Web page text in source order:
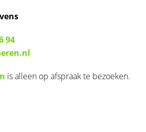
94
is alleen op afspraak te bezoeken.